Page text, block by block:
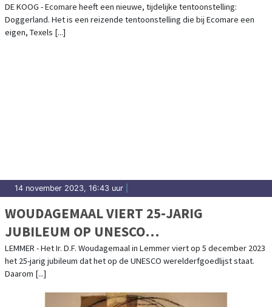
DE KOOG - Ecomare heeft een nieuwe, tijdelijke tentoonstelling:
Doggerland. Het is een reizende tentoonstelling die bij Ecomare een
eigen, Texels [...]
14 november 2023, 16:43 uur
WOUDAGEMAAL VIERT 25-JARIG
JUBILEUM OP UNESCO
WERELDERFGOEDLIJST
LEMMER - Het Ir. D.F. Woudagemaal in Lemmer viert op 5 december 2023
het 25-jarig jubileum dat het op de UNESCO werelderfgoedlijst staat.
Daarom [...]